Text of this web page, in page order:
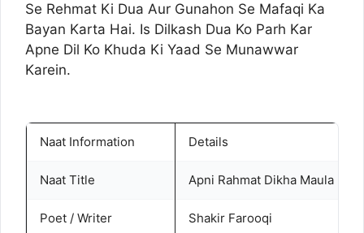
Se Rehmat Ki Dua Aur Gunahon Se Mafaqi Ka
Bayan Karta Hai. Is Dilkash Dua Ko Parh Kar
Apne Dil Ko Khuda Ki Yaad Se Munawwar
Karein.
Naat Information Details
Naat Title Apni Rahmat Dikha Maula
Poet / Writer Shakir Farooqi